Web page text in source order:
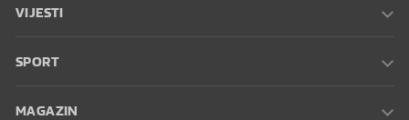
VIJESTI
SPORT
MAGAZIN